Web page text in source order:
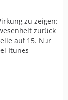
zu zeigen:
zurück
auf 15. Nur
Itunes